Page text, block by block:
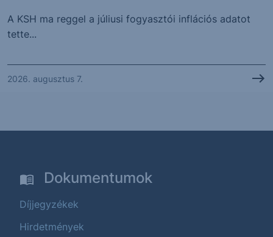
A KSH ma reggel a júliusi fogyasztói inflációs adatot
tette...
2026. augusztus 7.
Dokumentumok
Díjjegyzékek
Hirdetmények